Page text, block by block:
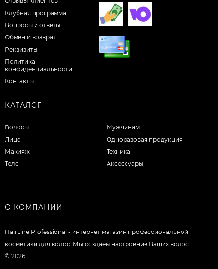
Клубная программа
Вопросы и ответы
Обмен и возврат
Реквизиты
Политика
конфиденциальности
Контакты
КАТАЛОГ
Волосы
Лицо
Макияж
Тело
Мужчинам
Одноразовая продукция
Техника
Аксессуары
О КОМПАНИИ
HairLine Professional - интернет магазин профессиональной
косметики для волос. Мы создаем настроение Ваших волос.
© 2026